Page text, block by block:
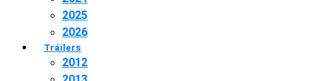
2025
2026
Tráilers
2012